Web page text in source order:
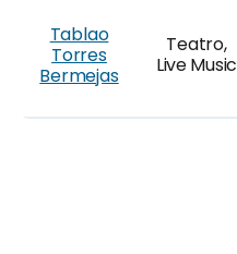
Tablao
Torres
Bermejas
Teatro,
Live Music